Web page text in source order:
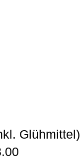
Glühmittel)